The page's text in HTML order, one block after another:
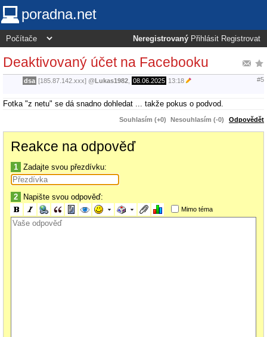
poradna.net
Neregistrovaný Přihlásit Registrovat
Deaktivovaný účet na Facebooku
dsa [185.87.142.xxx] @Lukas1982 08.06.2025 13:18 #5
Fotka "z netu" se dá snadno dohledat ... takže pokus o podvod.
Souhlasím (+0) Nesouhlasím (-0) Odpovědět
Reakce na odpověď
1 Zadajte svou přezdívku:
2 Napište svou odpověď:
Mimo téma